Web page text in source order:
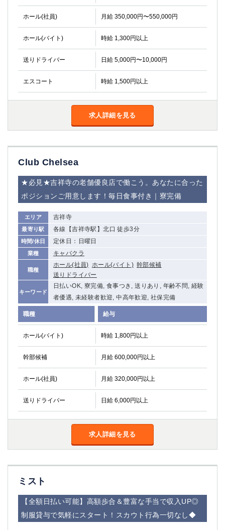
ホール(社員) 月給 350,000円〜550,000円
ホール(バイト) 時給 1,300円以上
送りドライバー 日給 5,000円〜10,000円
エスコート 時給 1,500円以上
求人詳細を見る
Club Chelsea
★必見★吉祥寺の老舗優良店で働こう。あなたに合った
ポジションご用意します！毎日食事付き｜寮完備
エリア 吉祥寺
最寄り駅 各線【吉祥寺駅】北口 徒歩3分
時間/休日 定休日：日曜日
業種 キャバクラ
職種
ホール(社員) ホール(バイト) 幹部候補
送りドライバー
キーワード
日払いOK, 寮完備, 食事つき, 送りあり, 年齢不問, 経験
者優遇, 未経験者歓迎, 中高年歓迎, 社保完備
職種 給与
ホール(バイト) 時給 1,800円以上
幹部候補 月給 600,000円以上
ホール(社員) 月給 320,000円以上
送りドライバー 日給 6,000円以上
求人詳細を見る
ミスト
【全額日払い可能】高額歩合＆豊富な手当で収入UP◎
制服貸与で気軽にスタート！スカウト行為一切なし◆
東武宇都宮（宇都宮西口）
茨城県
群馬県
選択した内容で設定